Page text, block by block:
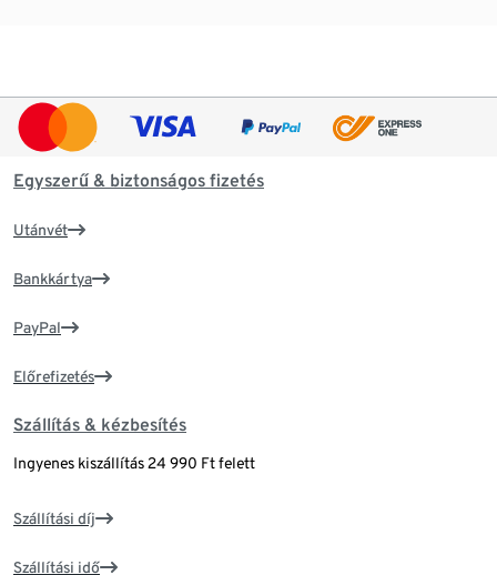
Egyszerű & biztonságos fizetés
Utánvét
Bankkártya
PayPal
Előrefizetés
Szállítás & kézbesítés
Ingyenes kiszállítás 24 990 Ft felett
Szállítási díj
Szállítási idő